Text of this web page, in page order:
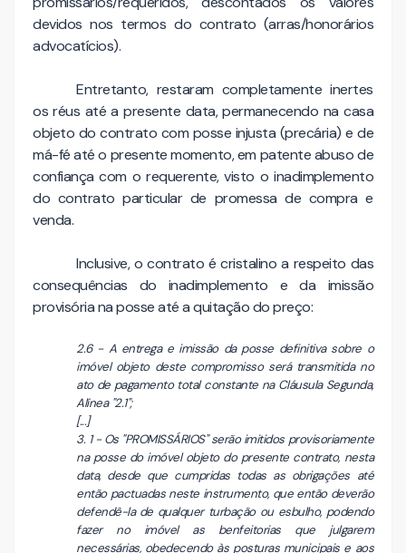
devidos nos termos do contrato (arras/honorários
advocatícios).
Entretanto, restaram completamente inertes
os réus até a presente data, permanecendo na casa
objeto do contrato com posse injusta (precária) e de
má-fé até o presente momento, em patente abuso de
confiança com o requerente, visto o inadimplemento
do contrato particular de promessa de compra e
venda.
Inclusive, o contrato é cristalino a respeito das
consequências do inadimplemento e da imissão
provisória na posse até a quitação do preço:
2.6 - A entrega e imissão da posse definitiva sobre o
imóvel objeto deste compromisso será transmitida no
ato de pagamento total constante na Cláusula Segunda,
Alínea "2.1";
[...]
3. 1 - Os "PROMISSÁRIOS" serão imitidos provisoriamente
na posse do imóvel objeto do presente contrato, nesta
data, desde que cumpridas todas as obrigações até
então pactuadas neste instrumento, que então deverão
defendê-la de qualquer turbação ou esbulho, podendo
fazer no imóvel as benfeitorias que julgarem
necessárias, obedecendo às posturas municipais e aos